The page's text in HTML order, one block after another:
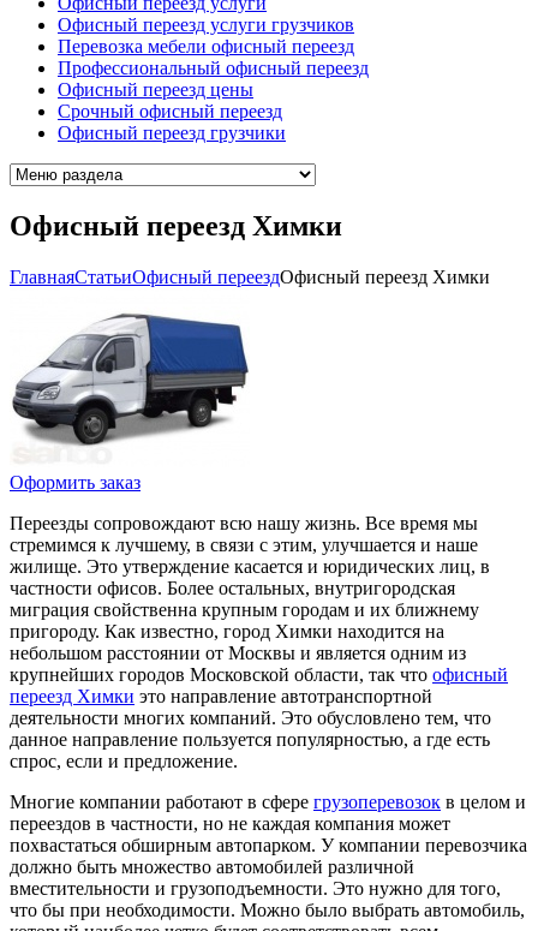
Офисный переезд услуги грузчиков
Перевозка мебели офисный переезд
Профессиональный офисный переезд
Офисный переезд цены
Срочный офисный переезд
Офисный переезд грузчики
Офисный переезд Химки
ГлавнаяCтатьиОфисный переездОфисный переезд Химки
Оформить заказ
Переезды сопровождают всю нашу жизнь. Все время мы
стремимся к лучшему, в связи с этим, улучшается и наше
жилище. Это утверждение касается и юридических лиц, в
частности офисов. Более остальных, внутригородская
миграция свойственна крупным городам и их ближнему
пригороду. Как известно, город Химки находится на
небольшом расстоянии от Москвы и является одним из
крупнейших городов Московской области, так что офисный
переезд Химки это направление автотранспортной
деятельности многих компаний. Это обусловлено тем, что
данное направление пользуется популярностью, а где есть
спрос, если и предложение.
Многие компании работают в сфере грузоперевозок в целом и
переездов в частности, но не каждая компания может
похвастаться обширным автопарком. У компании перевозчика
должно быть множество автомобилей различной
вместительности и грузоподъемности. Это нужно для того,
что бы при необходимости. Можно было выбрать автомобиль,